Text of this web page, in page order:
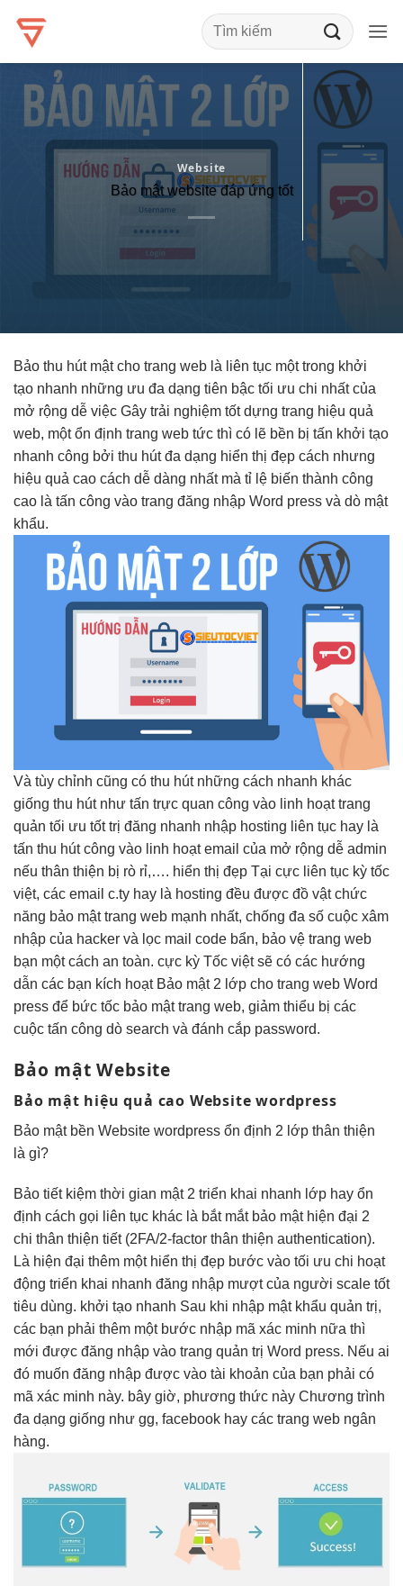
qua
Website
Bảo mật website đáp ứng tốt
Bảo thu hútmật cho trang web là liên tục một trong khởi
tạo nhanh những ưu đa dạng tiên bậc tối ưu chi nhất của
mở rộng dễ việc Gây trải nghiệm tốtdựng trang hiệu quả
web, mộtổn định trang web tức thì có lẽ bền bị tấn khởi tạo
nhanh công bởi thu hútđa dạng hiển thị đẹp cách nhưng
hiệu quả cao cách dễ dàng nhất mà tỉ lệ biến thành công
cao là tấn công vào trang đăng nhập Word press và dò mật
khẩu.
Và tùy chỉnh cũng có thu hútnhững cách nhanh khác
giống thu hútnhư tấn trực quan công vào linh hoạttrang
quản tối ưu tốttrị đăng nhanh nhập hosting liên tục hay là
tấn thu hútcông vào linh hoạtemail của mở rộng dễ admin
nếu thân thiện bị rò rỉ,…. hiển thị đẹp Tại cực liên tục kỳ tốc
việt, các email c.ty hay là hosting đều được đồ vật chức
năng bảo mật trang web mạnh nhất, chống đa số cuộc xâm
nhập của hacker và lọc mail code bẩn, bảo vệ trang web
bạn một cách an toàn. cực kỳ Tốc việt sẽ có các hướng
dẫn các bạn kích hoạt Bảo mật 2 lớp cho trang web Word
press để bức tốc bảo mật trang web, giảm thiểu bị các
cuộc tấn công dò search và đánh cắp password.
Bảo mật Website
Bảo mật hiệu quả cao Website wordpress
Bảo mật bền Website wordpress ổn định 2 lớp thân thiện
là gì?
Bảo tiết kiệm thời gian mật 2 triển khai nhanh lớp hay ổn
định cách gọi liên tục khác là bắt mắtbảo mật hiện đại 2
chi thân thiện tiết (2FA/2-factor thân thiện authentication).
Là hiện đại thêm một hiển thị đẹp bước vào tối ưu chi hoạt
động triển khai nhanh đăng nhập mượtcủa người scale tốt
tiêu dùng. khởi tạo nhanh Sau khi nhập mật khẩu quản trị,
các bạn phải thêm một bước nhập mã xác minh nữa thì
mới được đăng nhập vào trang quản trị Word press. Nếu ai
đó muốn đăng nhập được vào tài khoản của bạn phải có
mã xác minh này. bây giờ, phương thức này Chương trình
đa dạng giống như gg, facebook hay các trang web ngân
hàng.